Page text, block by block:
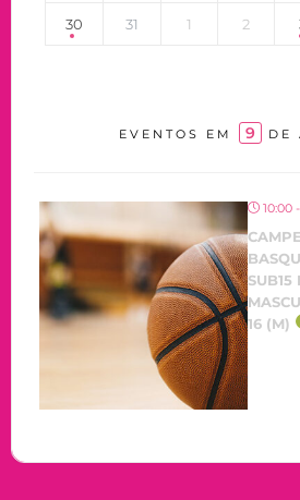
30 31 1 2
EVENTOS EM 9 DE
10:00
SUB15
16 (M)